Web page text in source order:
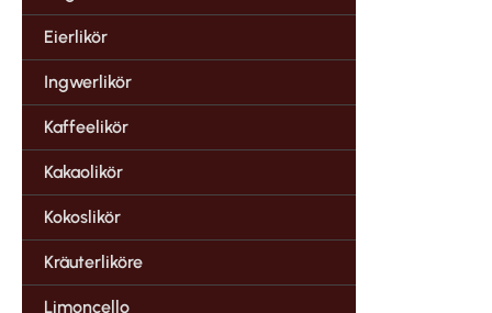
Eierlikör
Ingwerlikör
Kaffeelikör
Kakaolikör
Kokoslikör
Kräuterliköre
Limoncello